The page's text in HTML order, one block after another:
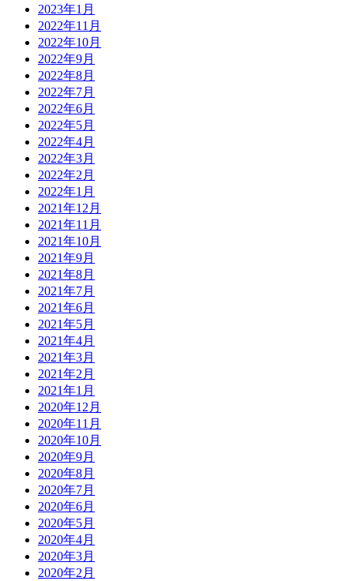
2023年1月
2022年11月
2022年10月
2022年9月
2022年8月
2022年7月
2022年6月
2022年5月
2022年4月
2022年3月
2022年2月
2022年1月
2021年12月
2021年11月
2021年10月
2021年9月
2021年8月
2021年7月
2021年6月
2021年5月
2021年4月
2021年3月
2021年2月
2021年1月
2020年12月
2020年11月
2020年10月
2020年9月
2020年8月
2020年7月
2020年6月
2020年5月
2020年4月
2020年3月
2020年2月